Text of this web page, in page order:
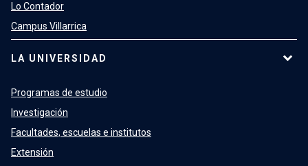
Lo Contador
Campus Villarrica
LA UNIVERSIDAD
Programas de estudio
Investigación
Facultades, escuelas e institutos
Extensión